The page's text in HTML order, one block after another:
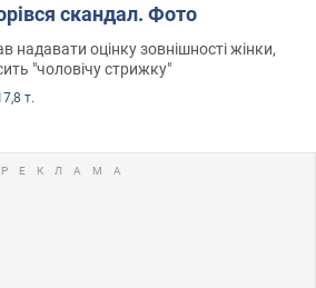
скандал. Фото
надавати оцінку зовнішності жінки,
"чоловічу стрижку"
т.